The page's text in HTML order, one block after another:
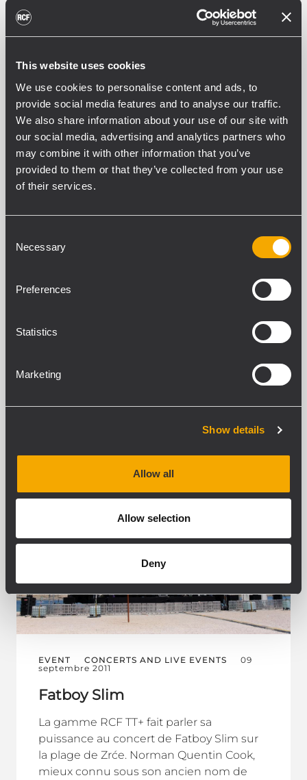
This website uses cookies
We use cookies to personalise content and ads, to
provide social media features and to analyse our traffic.
We also share information about your use of our site with
our social media, advertising and analytics partners who
may combine it with other information that you’ve
provided to them or that they’ve collected from your use
of their services.
Selection
Necessary
Preferences
Statistics
Marketing
Show details
Allow all
Allow selection
Deny
EVENT
septembre 2011
The Fukushima Project
RCF participe au projet Fukushima. La ville
ravages causés cette année par le
plus encore par l'accident nucléaire qui a
POUR EN SAVOIR PLUS
EVENT CONCERTS AND LIVE EVENTS
09
septembre 2011
Fatboy Slim
La gamme RCF TT+ fait parler sa
puissance au concert de Fatboy Slim sur
la plage de Zrće. Norman Quentin Cook,
mieux connu sous son ancien nom de